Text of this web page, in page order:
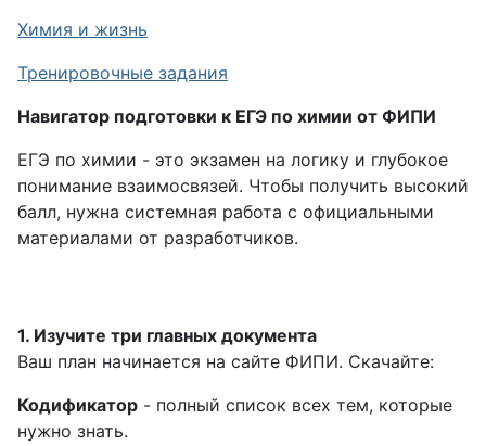
Химия и жизнь
Тренировочные задания
Навигатор подготовки к ЕГЭ по химии от ФИПИ
ЕГЭ по химии - это экзамен на логику и глубокое
понимание взаимосвязей. Чтобы получить высокий
балл, нужна системная работа с официальными
материалами от разработчиков.
1. Изучите три главных документа
Ваш план начинается на сайте ФИПИ. Скачайте:
Кодификатор - полный список всех тем, которые
нужно знать.